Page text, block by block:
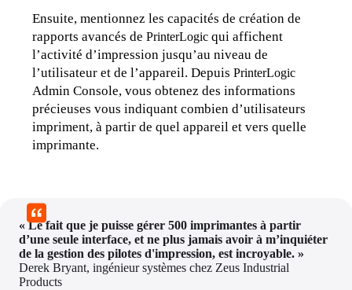
Ensuite, mentionnez les capacités de création de
rapports avancés de PrinterLogic qui affichent
l’activité d’impression jusqu’au niveau de
l’utilisateur et de l’appareil. Depuis PrinterLogic
Admin Console, vous obtenez des informations
précieuses vous indiquant combien d’utilisateurs
impriment, à partir de quel appareil et vers quelle
imprimante.
« Le fait que je puisse gérer 500 imprimantes à partir
d’une seule interface, et ne plus jamais avoir à m’inquiéter
de la gestion des pilotes d'impression, est incroyable. »
Derek Bryant, ingénieur systèmes chez Zeus Industrial
Products